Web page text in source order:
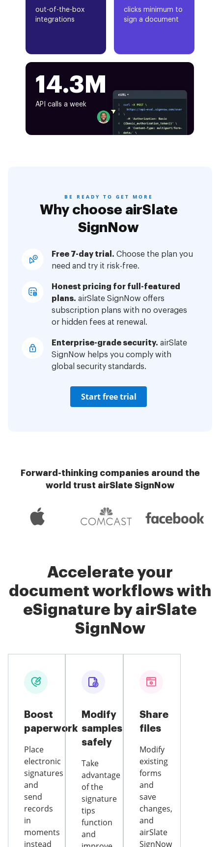
out-of-the-box
integrations
clicks minimum to
sign a document
14.3M
API calls a week
BE READY TO GET MORE
Why choose airSlate
SignNow
Free 7-day trial. Choose the plan you
need and try it risk-free.
Honest pricing for full-featured
plans. airSlate SignNow offers
subscription plans with no overages
or hidden fees at renewal.
Enterprise-grade security. airSlate
SignNow helps you comply with
global security standards.
Start free trial
Forward-thinking companies around the
world trust airSlate SignNow
Accelerate your
document workflows with
eSignature by airSlate
SignNow
Boost
paperwork
Place
electronic
signatures
and
send
records
in
moments
instead
Modify
samples
safely
Take
advantage
of the
signature
tips
function
and
Share
files
Modify
existing
forms
and
save
changes,
and
airSlate
SignNow